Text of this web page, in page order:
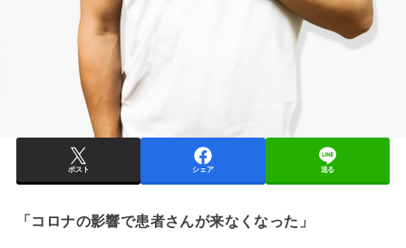
ポスト シェア 送る
「コロナの影響で患者さんが来なくなった」